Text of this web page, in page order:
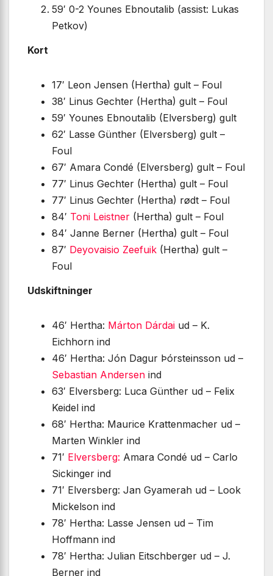
59′ 0-2 Younes Ebnoutalib (assist: Lukas
Petkov)
Kort
17′ Leon Jensen (Hertha) gult – Foul
38′ Linus Gechter (Hertha) gult – Foul
59′ Younes Ebnoutalib (Elversberg) gult
62′ Lasse Günther (Elversberg) gult –
Foul
67′ Amara Condé (Elversberg) gult – Foul
77′ Linus Gechter (Hertha) gult – Foul
77′ Linus Gechter (Hertha) rødt – Foul
84′ Toni Leistner (Hertha) gult – Foul
84′ Janne Berner (Hertha) gult – Foul
87′ Deyovaisio Zeefuik (Hertha) gult –
Foul
Udskiftninger
46′ Hertha: Márton Dárdai ud – K.
Eichhorn ind
46′ Hertha: Jón Dagur Þórsteinsson ud –
Sebastian Andersen ind
63′ Elversberg: Luca Günther ud – Felix
Keidel ind
68′ Hertha: Maurice Krattenmacher ud –
Marten Winkler ind
71′ Elversberg: Amara Condé ud – Carlo
Sickinger ind
71′ Elversberg: Jan Gyamerah ud – Look
Mickelson ind
78′ Hertha: Lasse Jensen ud – Tim
Hoffmann ind
78′ Hertha: Julian Eitschberger ud – J.
Berner ind